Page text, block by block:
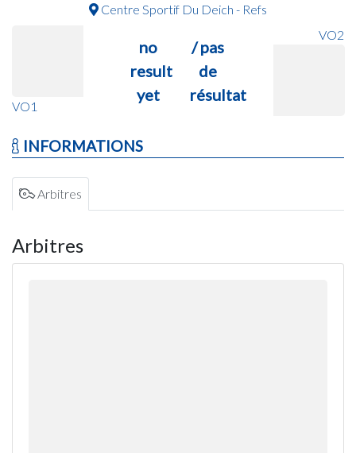
Centre Sportif Du Deich - Refs
VO1
no
result
yet
/ pas
de
résultat
VO2
INFORMATIONS
Arbitres
Arbitres